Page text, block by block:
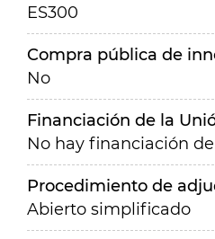
ES300
Compra pública de
No
Financiación de la
No hay financiación
Procedimiento de
Abierto simplificado